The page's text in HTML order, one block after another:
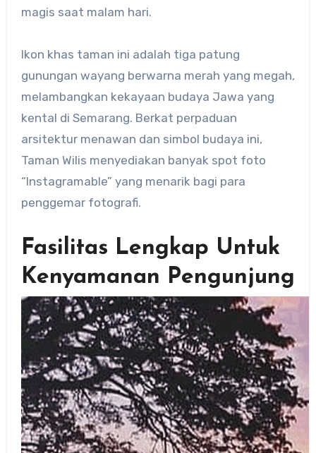
magis saat malam hari.
Ikon khas taman ini adalah tiga patung
gunungan wayang berwarna merah yang megah,
melambangkan kekayaan budaya Jawa yang
kental di Semarang. Berkat perpaduan
arsitektur menawan dan simbol budaya ini,
Taman Wilis menyediakan banyak spot foto
“Instagramable” yang menarik bagi para
penggemar fotografi.
Fasilitas Lengkap Untuk
Kenyamanan Pengunjung